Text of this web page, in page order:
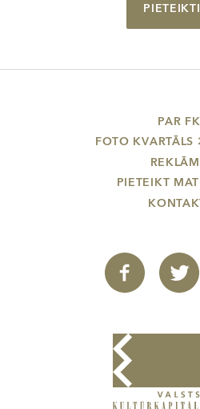
PAR FK
FOTO
PIETEIKT